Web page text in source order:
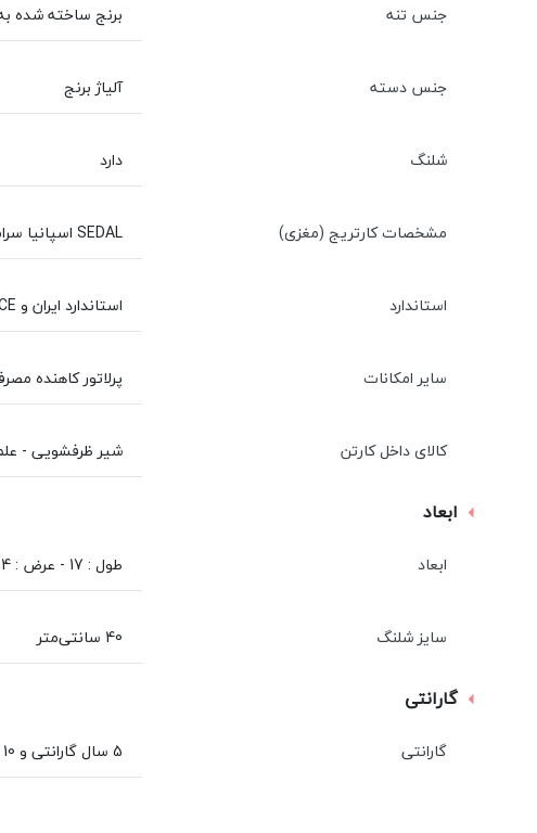
جنس تنه برنج ساخته شده
جنس دسته آلیاژ برنج
شلنگ دارد
مشخصات کارتریج (مغزی) SEDAL اسپانیا سرامیکی-گیربکسی
استاندارد استاندارد ایران و CE اروپا ( واحد نمونه استاندارد سالهای 92، 96، 97، 98 و 99 استان اصفهان )
سایر امکانات پرلاتور کاهنده
کالای داخل کارتن شیر ظرفشویی - علم کوتاه ریختگی - 2 عدد شیلنگ رابط - پایه شیر -
ابعاد
ابعاد طول : 17 - عرض : 4 - ارتفاع : 20 سانتی متر
سایز شلنگ 40 سانتی‌متر
گارانتی
گارانتی 5 سال گارانتی و 10 سال خدمات پس از فروش شرکت گلپایگان